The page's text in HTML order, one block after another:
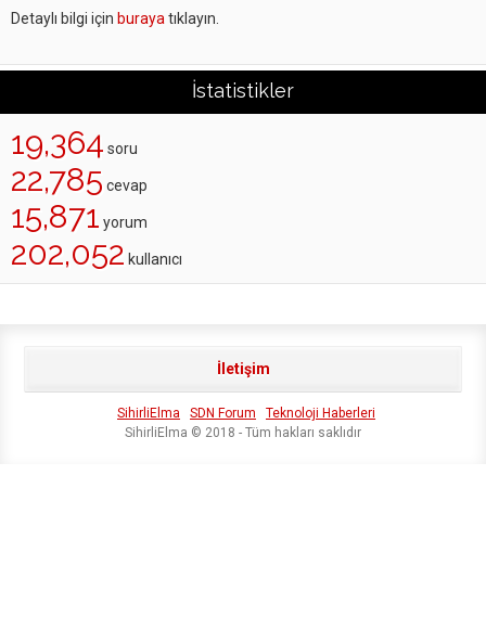
Detaylı bilgi için buraya tıklayın.
İstatistikler
19,364 soru
22,785 cevap
15,871 yorum
202,052 kullanıcı
İletişim
SihirliElma SDN Forum
Teknoloji Haberleri
SihirliElma © 2018 - Tüm hakları saklıdır